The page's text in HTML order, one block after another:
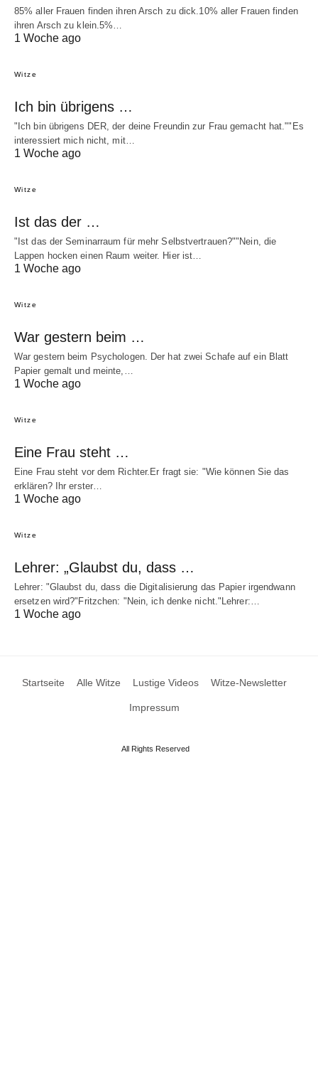
85% aller Frauen finden ihren Arsch zu dick.10% aller Frauen finden
ihren Arsch zu klein.5%…
1 Woche ago
Witze
Ich bin übrigens …
"Ich bin übrigens DER, der deine Freundin zur Frau gemacht hat.""Es
interessiert mich nicht, mit…
1 Woche ago
Witze
Ist das der …
"Ist das der Seminarraum für mehr Selbstvertrauen?""Nein, die
Lappen hocken einen Raum weiter. Hier ist…
1 Woche ago
Witze
War gestern beim …
War gestern beim Psychologen. Der hat zwei Schafe auf ein Blatt
Papier gemalt und meinte,…
1 Woche ago
Witze
Eine Frau steht …
Eine Frau steht vor dem Richter.Er fragt sie: "Wie können Sie das
erklären? Ihr erster…
1 Woche ago
Witze
Lehrer: „Glaubst du, dass …
Lehrer: "Glaubst du, dass die Digitalisierung das Papier irgendwann
ersetzen wird?"Fritzchen: "Nein, ich denke nicht."Lehrer:…
1 Woche ago
Startseite Alle Witze Lustige Videos Witze-Newsletter
Impressum
All Rights Reserved